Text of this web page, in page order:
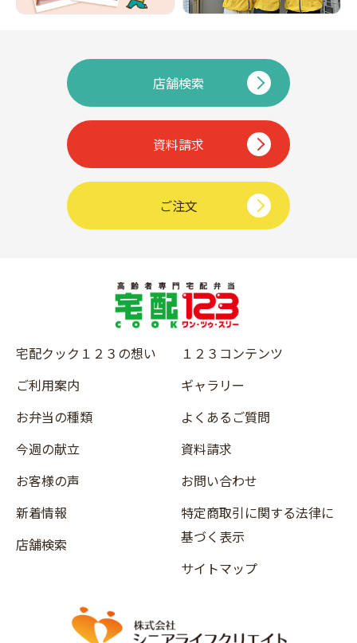
店舗検索
資料請求
ご注文
宅配クック１２３の想い
ご利用案内
お弁当の種類
今週の献立
お客様の声
新着情報
店舗検索
１２３コンテンツ
ギャラリー
よくあるご質問
資料請求
お問い合わせ
特定商取引に関する法律に
基づく表示
サイトマップ